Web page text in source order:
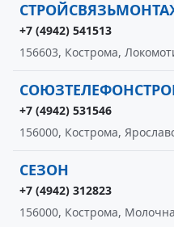
+7 (4942) 541513
156603, Кострома,
+7 (4942) 531546
156000, Кострома,
СЕЗОН
+7 (4942) 312823
156000, Кострома,